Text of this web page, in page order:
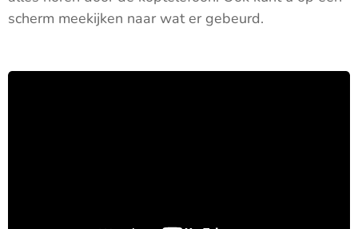
scherm meekijken naar wat er gebeurd.